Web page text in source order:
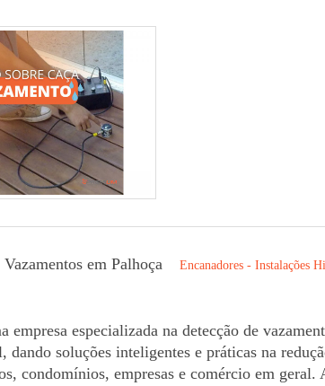
em Palhoça Encanadores - Instalações
empresa especializada na detecção de
dando soluções inteligentes e práticas na
condomínios, empresas e comércio em